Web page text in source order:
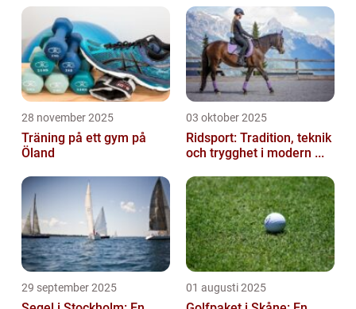
28 november 2025
Träning på ett gym på
Öland
03 oktober 2025
Ridsport: Tradition, teknik
och trygghet i modern ...
29 september 2025 01 augusti 2025